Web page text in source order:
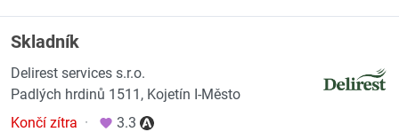
Skladník
Delirest services s.r.o.
Padlých hrdinů 1511, Kojetín I-Město
Končí zítra · 3.3